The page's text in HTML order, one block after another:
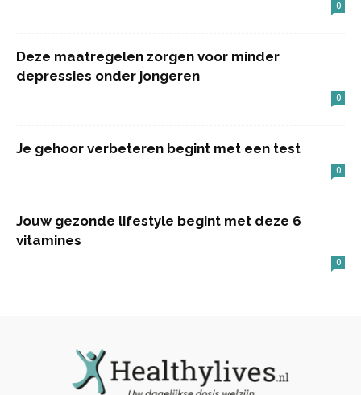
0
Deze maatregelen zorgen voor minder
depressies onder jongeren
0
Je gehoor verbeteren begint met een test
0
Jouw gezonde lifestyle begint met deze 6
vitamines
0